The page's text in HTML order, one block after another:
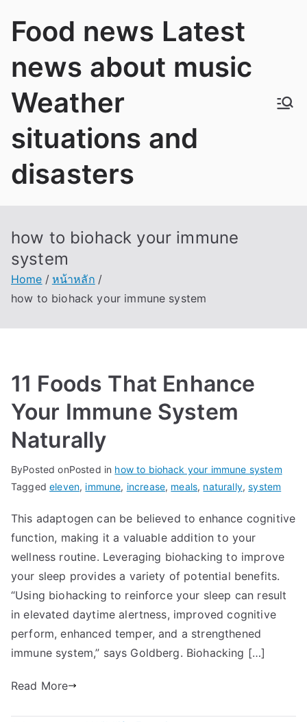
Food news Latest
news about music
Weather
situations and
disasters
how to biohack your immune
system
Home
หน้าหลัก
how to biohack your immune system
11 Foods That Enhance
Your Immune System
Naturally
ByPosted onPosted in how to biohack your immune system
Taggedeleven, immune, increase, meals, naturally,system
This adaptogen can be believed to enhance cognitive
function, making it a valuable addition to your
wellness routine. Leveraging biohacking to improve
your sleep provides a variety of potential benefits.
“Using biohacking to reinforce your sleep can result
in elevated daytime alertness, improved cognitive
perform, enhanced temper, and a strengthened
immune system,” says Goldberg. Biohacking […]
Read More